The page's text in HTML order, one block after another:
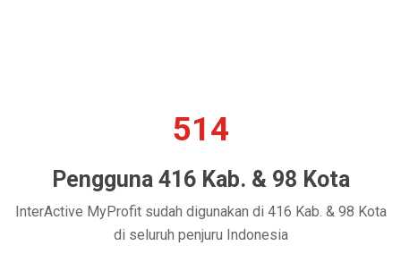
514
Pengguna 416 Kab. & 98 Kota
InterActive MyProfit sudah digunakan di 416 Kab. & 98 Kota
di seluruh penjuru Indonesia